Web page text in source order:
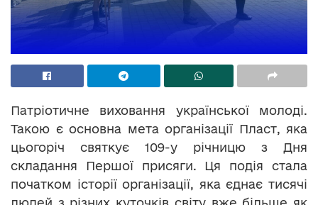
Патріотичне виховання української молоді.
Такою є основна мета організації Пласт, яка
цьогоріч святкує 109-у річницю з Дня
складання Першої присяги. Ця подія стала
початком історії організації, яка єднає тисячі
людей з різних куточків світу вже більше як